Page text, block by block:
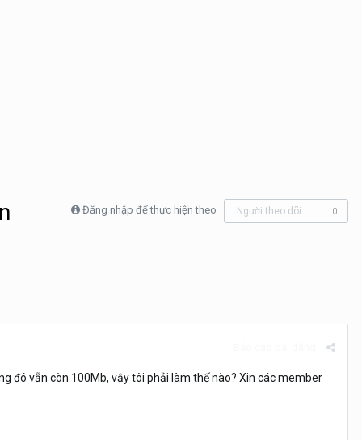
Đăng nhập để thực hiện theo Người theo dõi 0
đó vẫn còn 100Mb, vậy tôi phải làm thế nào? Xin các member